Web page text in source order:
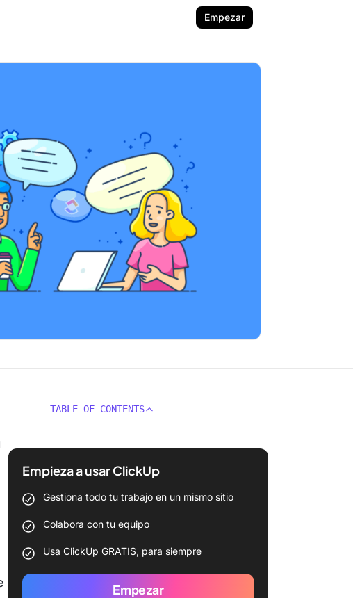
Empezar
TABLE OF CONTENTS
Empieza a usar ClickUp
Gestiona todo tu trabajo en un mismo sitio
Colabora con tu equipo
Usa ClickUp GRATIS, para siempre
Empezar